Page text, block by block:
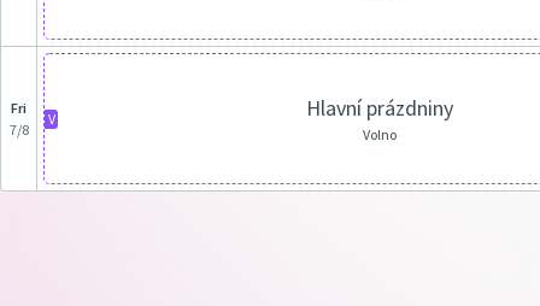
Fri
7/8
V Hlavní prázdniny
Volno